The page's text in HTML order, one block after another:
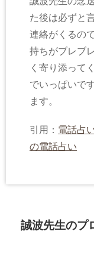
た後は必ずと
連絡がくるの
持ちがブレブ
く寄り添って
でいっぱいで
ます。
引用： 電話占
の電話占い
誠波先生のプ